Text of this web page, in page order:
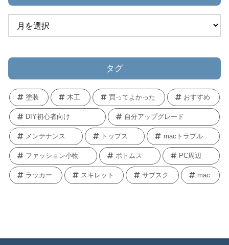
タグ
塗装 木工 買ってよかった おすすめ
DIY初心者向け 自分アップグレード
メンテナンス トップス macトラブル
ファッション小物 ボトムス PC周辺
ラッカー スキレット サブスク mac